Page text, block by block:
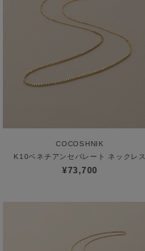
COCOSHNIK
K10ベネチアンセパレート ネックレス
¥73,700